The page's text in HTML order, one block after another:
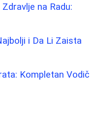
na Radu:
i Da Li Zaista
Kompletan Vodič